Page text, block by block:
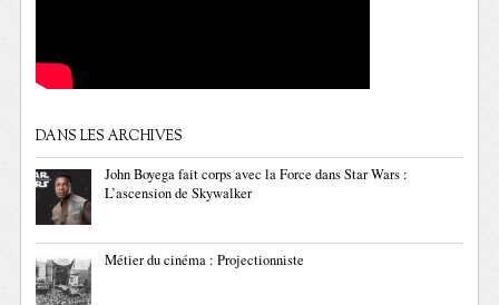
DANS LES ARCHIVES
John Boyega fait corps avec la Force dans Star Wars :
L’ascension de Skywalker
Métier du cinéma : Projectionniste